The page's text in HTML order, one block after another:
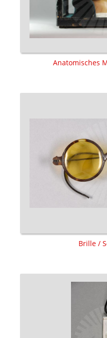
Anatomisches
Brille /